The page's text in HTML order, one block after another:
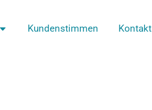
Kundenstimmen Kontakt